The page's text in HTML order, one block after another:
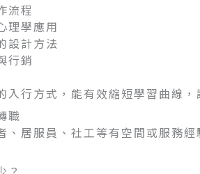
流程
理學應用
設計方法
行銷
入行方式，能有效縮短學習曲線，
職
、居服員、社工等有空間或服務